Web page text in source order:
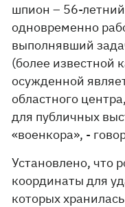
шпион – 56-
одновременно
выполнявший
(более известной
осужденной
областного
для публичных
«военкора», -
Установлено, что
координаты для
которых